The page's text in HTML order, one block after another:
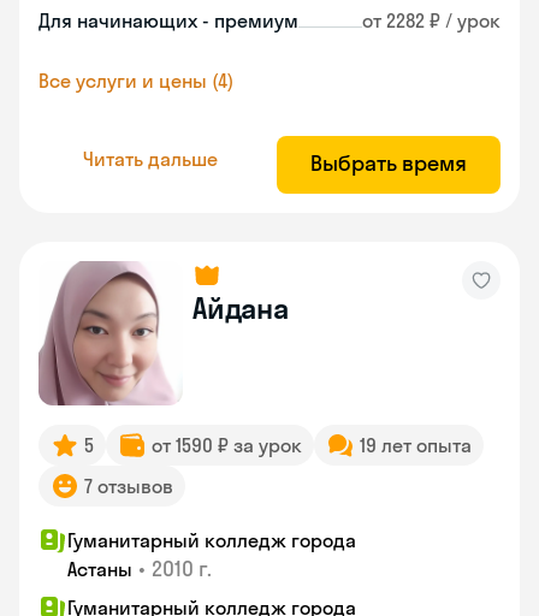
Для начинающих - премиум от 2282 ₽ / урок
Все услуги и цены (4)
Читать дальше Выбрать время
Айдана
5 от 1590 ₽ за урок
19 лет опыта
7 отзывов
Гуманитарный колледж города
Астаны • 2010 г.
Гуманитарный колледж города